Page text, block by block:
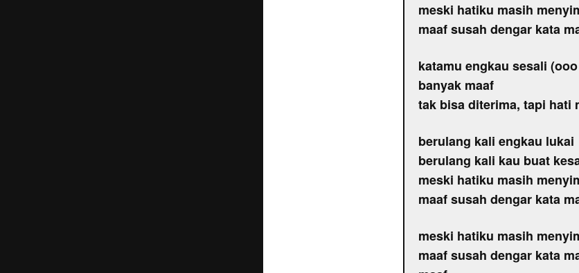
meski hatiku masih
maaf susah dengar kata
katamu engkau sesali
banyak maaf
tak bisa diterima, tapi hati
berulang kali engkau lukai
berulang kali kau buat
meski hatiku masih
maaf susah dengar kata
meski hatiku masih
maaf susah dengar kata